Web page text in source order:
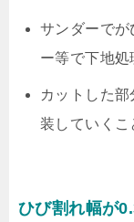
サンダーでが
ー等で下地処
カットした
装していくこ
ひび割れ幅が